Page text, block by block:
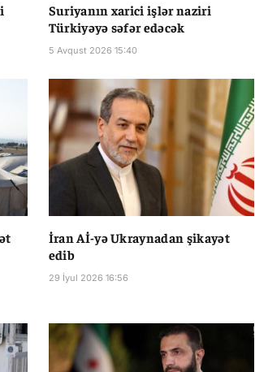
Suriyanın xarici işlər naziri
Türkiyəyə səfər edəcək
5 Avqust 2026 15:40
İran Aİ-yə Ukraynadan şikayət
edib
29 İyul 2026 16:56